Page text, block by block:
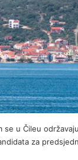
se u Čileu
za